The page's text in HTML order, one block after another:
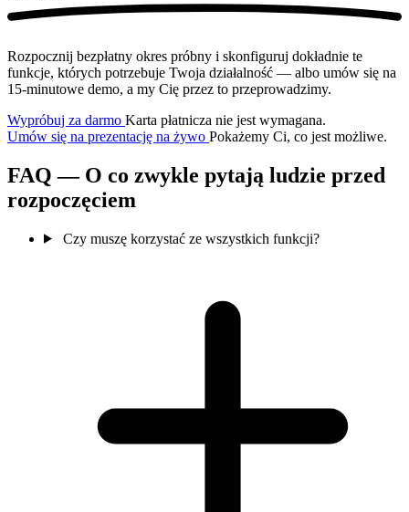
Rozpocznij bezpłatny okres próbny i skonfiguruj dokładnie te
funkcje, których potrzebuje Twoja działalność — albo umów się na
15-minutowe demo, a my Cię przez to przeprowadzimy.
Wypróbuj za darmo Karta płatnicza nie jest wymagana.
Umów się na prezentację na żywo Pokażemy Ci, co jest możliwe.
FAQ — O co zwykle pytają ludzie przed
rozpoczęciem
Czy muszę korzystać ze wszystkich funkcji?